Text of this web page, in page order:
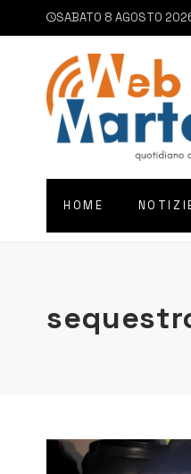
SABATO 8 AGOSTO
HOME